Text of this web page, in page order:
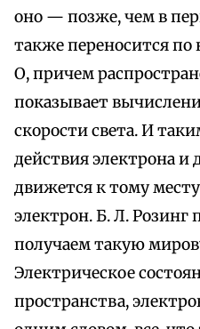
оно — позже, чем в
также переносится
О, причем
показывает
скорости света. И
действия электрона
движется к тому
электрон. Б. Л. Розинг
получаем такую
Электрическое
пространства,